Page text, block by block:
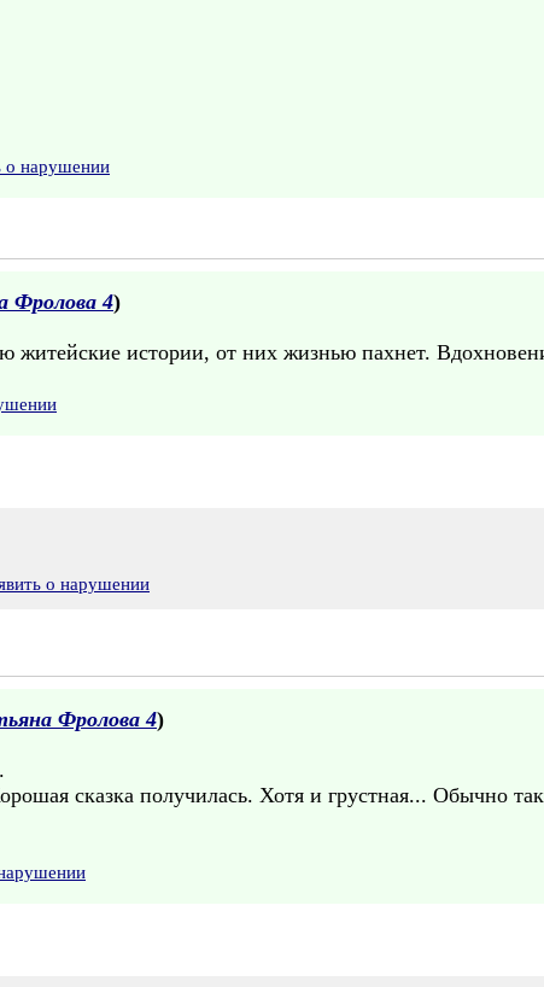
о нарушении
Фролова 4)
истории, от них жизнью пахнет.
о нарушении
Фролова 4)
сказка получилась. Хотя и грустная... Обычно